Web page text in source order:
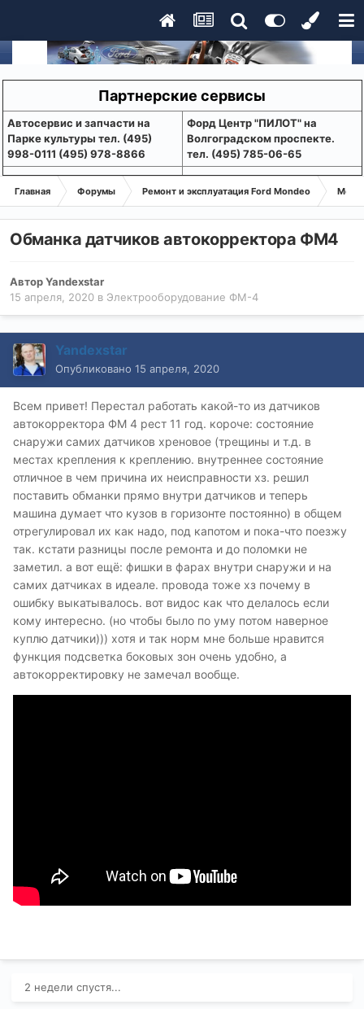
Партнерские сервисы
Aвтосервис и запчасти на
Парке культуры тел. (495)
998-0111 (495) 978-8866
Форд Центр "ПИЛОТ" на
Волгоградском проспекте.
тел. (495) 785-06-65
Главная Форумы Ремонт и эксплуатация Ford Mondeo
Обманка датчиков автокорректора ФМ4
АвторYandexstar
15 апреля, 2020 в Электрооборудование ФМ-4
Yandexstar
Опубликовано 15 апреля, 2020
Всем привет! Перестал работать какой-то из датчиков
автокорректора ФМ 4 рест 11 год. короче: состояние
снаружи самих датчиков хреновое (трещины и т.д. в
местах крепления к креплению. внутреннее состояние
отличное в чем причина их неисправности хз. решил
поставить обманки прямо внутри датчиков и теперь
машина думает что кузов в горизонте постоянно) в общем
отрегулировал их как надо, под капотом и пока-что поезжу
так. кстати разницы после ремонта и до поломки не
заметил. а вот ещё: фишки в фарах внутри снаружи и на
самих датчиках в идеале. провода тоже хз почему в
ошибку выкатывалось. вот видос как что делалось если
кому интересно. (но чтобы было по уму потом наверное
куплю датчики))) хотя и так норм мне больше нравится
функция подсветка боковых зон очень удобно, а
автокорректировку не замечал вообще.
2 недели спустя...